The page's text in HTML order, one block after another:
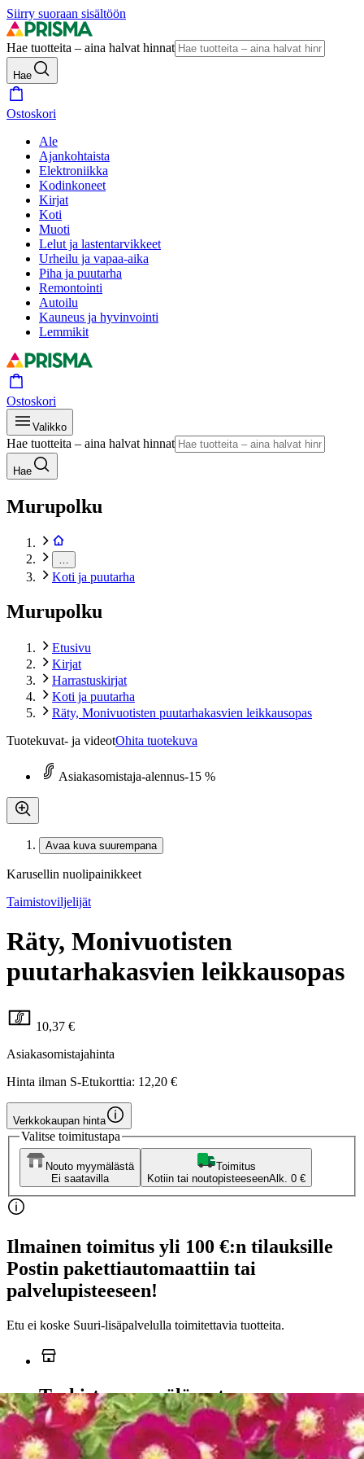
Siirry suoraan sisältöön
Hae tuotteita – aina halvat hinnat
Hae
Ostoskori
Ale
Ajankohtaista
Elektroniikka
Kodinkoneet
Kirjat
Koti
Muoti
Lelut ja lastentarvikkeet
Urheilu ja vapaa-aika
Piha ja puutarha
Remontointi
Autoilu
Kauneus ja hyvinvointi
Lemmikit
Ostoskori
Valikko
Hae tuotteita – aina halvat hinnat
Hae
Murupolku
Koti ja puutarha
Murupolku
Etusivu
Kirjat
Harrastuskirjat
Koti ja puutarha
Räty, Monivuotisten puutarhakasvien leikkausopas
Tuotekuvat- ja videotOhita tuotekuva
Asiakasomistaja-alennus-15 %
Avaa kuva suurempana
Karusellin nuolipainikkeet
Taimistoviljelijät
Räty, Monivuotisten
puutarhakasvien leikkausopas
10,37 €
Asiakasomistajahinta
Hinta ilman S-Etukorttia: 12,20 €
Verkkokaupan hinta
Valitse toimitustapa
Nouto myymälästä
Ei saatavilla
Toimitus
Kotiin tai noutopisteeseenAlk. 0 €
Ilmainen toimitus yli 100 €:n tilauksille
Postin pakettiautomaattiin tai
palvelupisteeseen!
Etu ei koske Suuri‑lisäpalvelulla toimitettavia tuotteita.
Tarkista myymäläsaatavuus